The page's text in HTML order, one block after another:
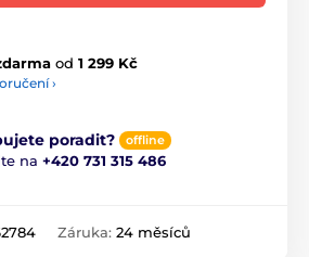
od 1 299 Kč
›
poradit? offline
na +420 731 315 486
Záruka: 24 měsíců